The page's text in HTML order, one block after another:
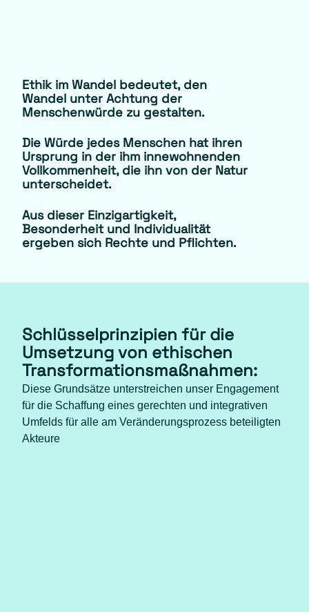
Ethik im Wandel bedeutet, den
Wandel unter Achtung der
Menschenwürde zu gestalten.
Die Würde jedes Menschen hat ihren
Ursprung in der ihm innewohnenden
Vollkommenheit, die ihn von der Natur
unterscheidet.
Aus dieser Einzigartigkeit,
Besonderheit und Individualität
ergeben sich Rechte und Pflichten.
Schlüsselprinzipien für die
Umsetzung von ethischen
Transformationsmaßnahmen:
Diese Grundsätze unterstreichen unser Engagement
für die Schaffung eines gerechten und integrativen
Umfelds für alle am Veränderungsprozess beteiligten
Akteure